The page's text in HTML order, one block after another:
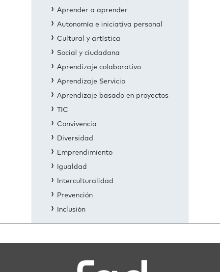
Aprender a aprender
Autonomía e iniciativa personal
Cultural y artística
Social y ciudadana
Aprendizaje colaborativo
Aprendizaje Servicio
Aprendizaje basado en proyectos
TIC
Convivencia
Diversidad
Emprendimiento
Igualdad
Interculturalidad
Prevención
Inclusión